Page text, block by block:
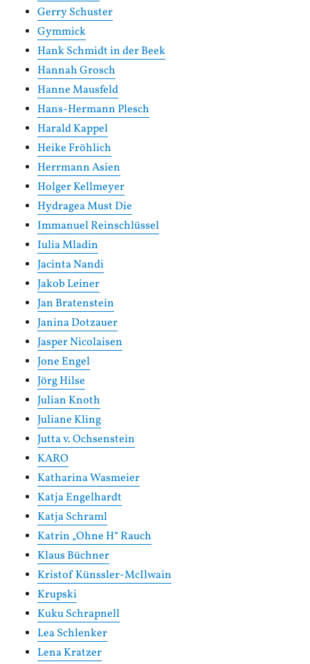
Gerry Schuster
Gymmick
Hank Schmidt in der Beek
Hannah Grosch
Hanne Mausfeld
Hans-Hermann Plesch
Harald Kappel
Heike Fröhlich
Herrmann Asien
Holger Kellmeyer
Hydragea Must Die
Immanuel Reinschlüssel
Iulia Mladin
Jacinta Nandi
Jakob Leiner
Jan Bratenstein
Janina Dotzauer
Jasper Nicolaisen
Jone Engel
Jörg Hilse
Julian Knoth
Juliane Kling
Jutta v. Ochsenstein
KARO
Katharina Wasmeier
Katja Engelhardt
Katja Schraml
Katrin „Ohne H“ Rauch
Klaus Büchner
Kristof Künssler-McIlwain
Krupski
Kuku Schrapnell
Lea Schlenker
Lena Kratzer